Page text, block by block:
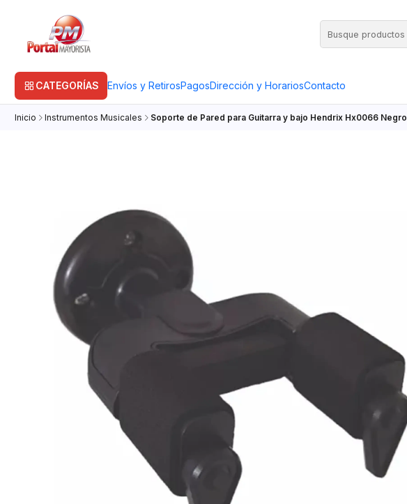
CATEGORÍAS Envíos y RetirosPagosDirección y HorariosContacto
Inicio Instrumentos Musicales Soporte de Pared para Guitarra y bajo Hendrix Hx0066 Negro